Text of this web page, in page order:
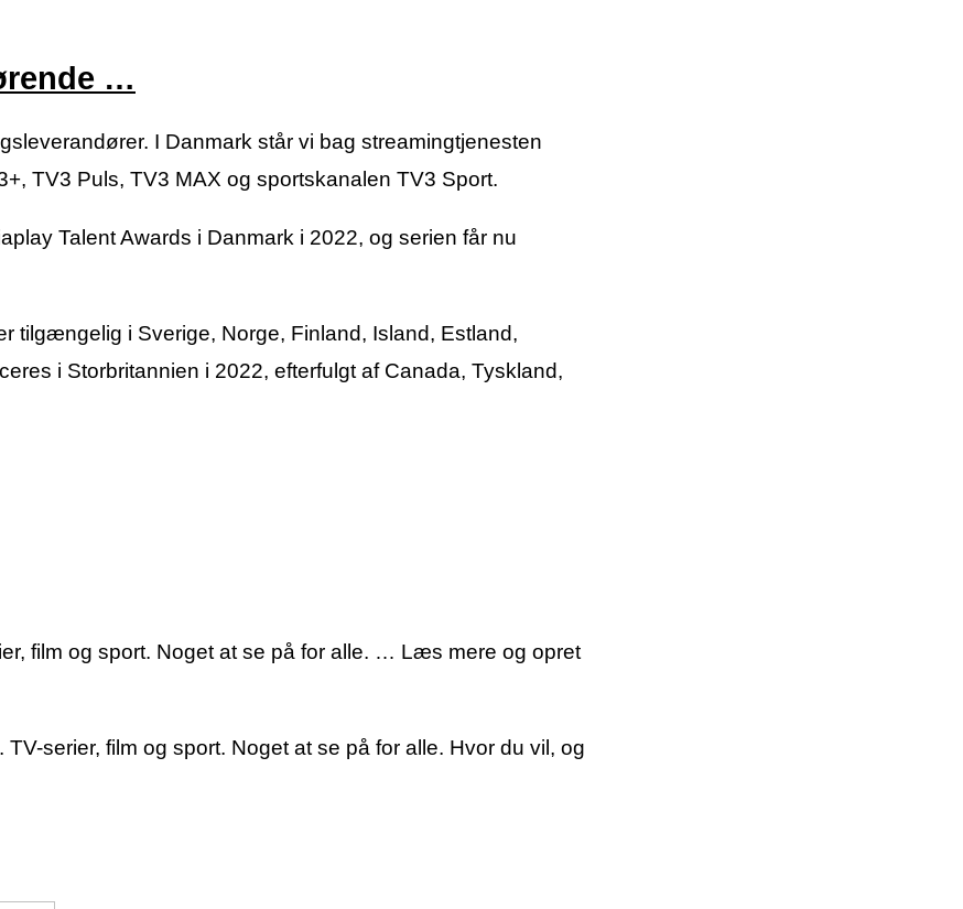
…
I Danmark står vi bag streamingtjenesten
TV3 Puls, TV3 MAX og sportskanalen TV3 Sport.
Talent Awards i Danmark i 2022, og serien får nu
tilgængelig i Sverige, Norge, Finland, Island, Estland,
i Storbritannien i 2022, efterfulgt af Canada, Tyskland,
film og sport. Noget at se på for alle. … Læs mere og opret
serier, film og sport. Noget at se på for alle. Hvor du vil, og